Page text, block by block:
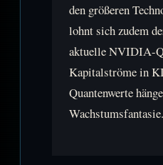
den größeren
lohnt sich zudem
aktuelle NVIDIA-
Kapitalströme in
Quantenwerte
Wachstumsfantasie.